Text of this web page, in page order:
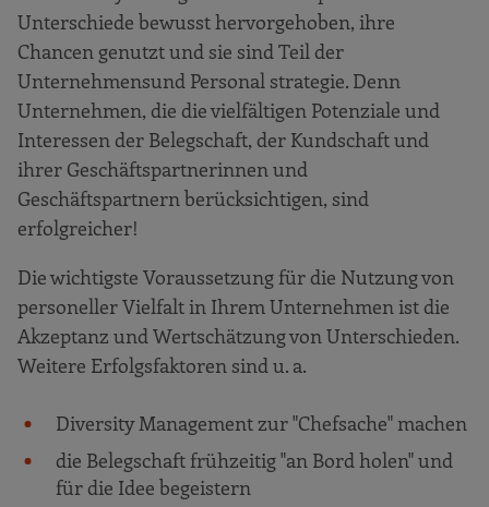
Unterschiede bewusst hervorgehoben, ihre
Chancen genutzt und sie sind Teil der
Unternehmensund Personal strategie. Denn
Unternehmen, die die vielfältigen Potenziale und
Interessen der Belegschaft, der Kundschaft und
ihrer Geschäftspartnerinnen und
Geschäftspartnern berücksichtigen, sind
erfolgreicher!
Die wichtigste Voraussetzung für die Nutzung von
personeller Vielfalt in Ihrem Unternehmen ist die
Akzeptanz und Wertschätzung von Unterschieden.
Weitere Erfolgsfaktoren sind u. a.
Diversity Management zur "Chefsache" machen
die Belegschaft frühzeitig "an Bord holen" und
für die Idee begeistern